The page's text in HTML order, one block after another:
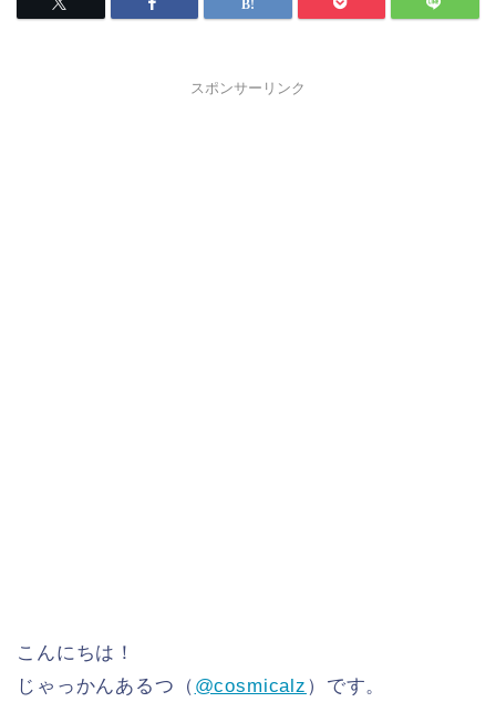
スポンサーリンク
こんにちは！
じゃっかんあるつ（ @cosmicalz ）です。